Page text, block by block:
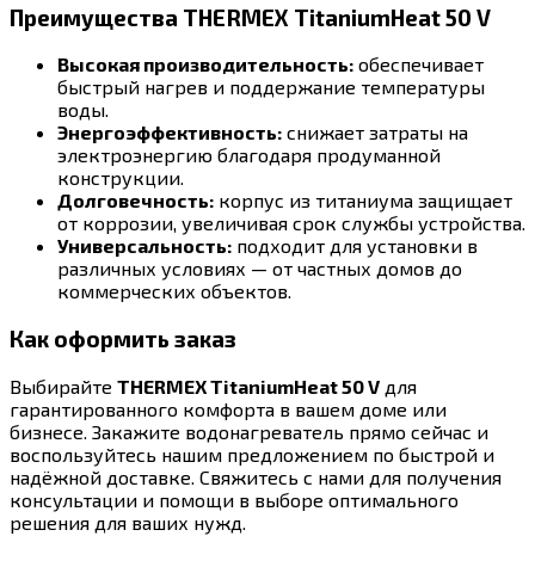
Преимущества THERMEX TitaniumHeat 50 V
Высокая производительность: обеспечивает
быстрый нагрев и поддержание температуры
воды.
Энергоэффективность: снижает затраты на
электроэнергию благодаря продуманной
конструкции.
Долговечность: корпус из титаниума защищает
от коррозии, увеличивая срок службы устройства.
Универсальность: подходит для установки в
различных условиях — от частных домов до
коммерческих объектов.
Как оформить заказ
Выбирайте THERMEX TitaniumHeat 50 V для
гарантированного комфорта в вашем доме или
бизнесе. Закажите водонагреватель прямо сейчас и
воспользуйтесь нашим предложением по быстрой и
надёжной доставке. Свяжитесь с нами для получения
консультации и помощи в выборе оптимального
решения для ваших нужд.